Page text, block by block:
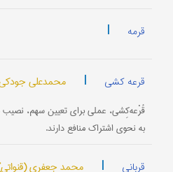
قرمه |
قرعه کشی | محمدعلی
قُرْعه‌کِشی، عملی برای تعیین سهم،
به نحوی اشتراک منافع دارند.
قربانی | محمد جعفری